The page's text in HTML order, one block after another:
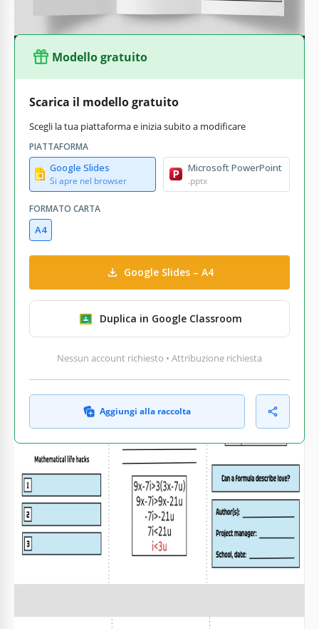
Modello gratuito
Scarica il modello gratuito
Scegli la tua piattaforma e inizia subito a modificare
PIATTAFORMA
Google Slides
Si apre nel browser
Microsoft PowerPoint
.pptx
FORMATO CARTA
A4
Google Slides – A4
Duplica in Google Classroom
Nessun account richiesto • Attribuzione richiesta
Aggiungi alla raccolta
COSA INCLUDE
Modello di opuscolo triplo editabile
Sezioni per fatti e conclusioni
Segnaposto per grafici e immagini
Titolo e dettagli del progetto personalizzabili
OPUSCOLI E VOLANTINI SUGGERIMENTI